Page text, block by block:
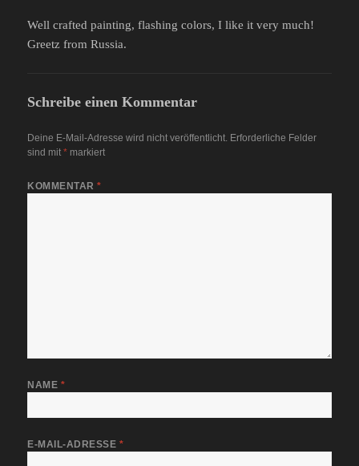
Well crafted painting, flashing colors, I like it very much!
Greetz from Russia.
Schreibe einen Kommentar
Deine E-Mail-Adresse wird nicht veröffentlicht. Erforderliche Felder
sind mit* markiert
KOMMENTAR*
NAME *
E-MAIL-ADRESSE *